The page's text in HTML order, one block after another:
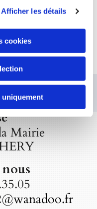
Afficher les détails
cookies
uniquement
Mairie